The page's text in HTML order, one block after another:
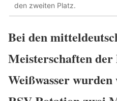
den zweiten Platz.
Bei den
Meisterschaften
Weißwasser